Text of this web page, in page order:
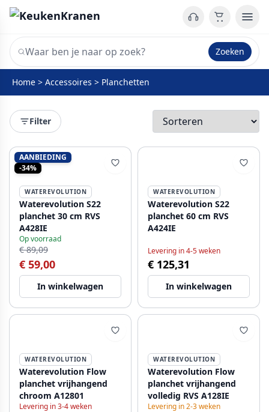
Zoeken
Home > Accessoires > Planchetten
Filter
AANBIEDING
-34%
WATEREVOLUTION
Waterevolution S22
planchet 30 cm RVS
A428IE
Op voorraad
€ 89,09
€ 59,00
In winkelwagen
WATEREVOLUTION
Waterevolution S22
planchet 60 cm RVS
A424IE
Levering in 4-5 weken
€ 125,31
In winkelwagen
WATEREVOLUTION
Waterevolution Flow
planchet vrijhangend
chroom A12801
Levering in 3-4 weken
WATEREVOLUTION
Waterevolution Flow
planchet vrijhangend
volledig RVS A128IE
Levering in 2-3 weken